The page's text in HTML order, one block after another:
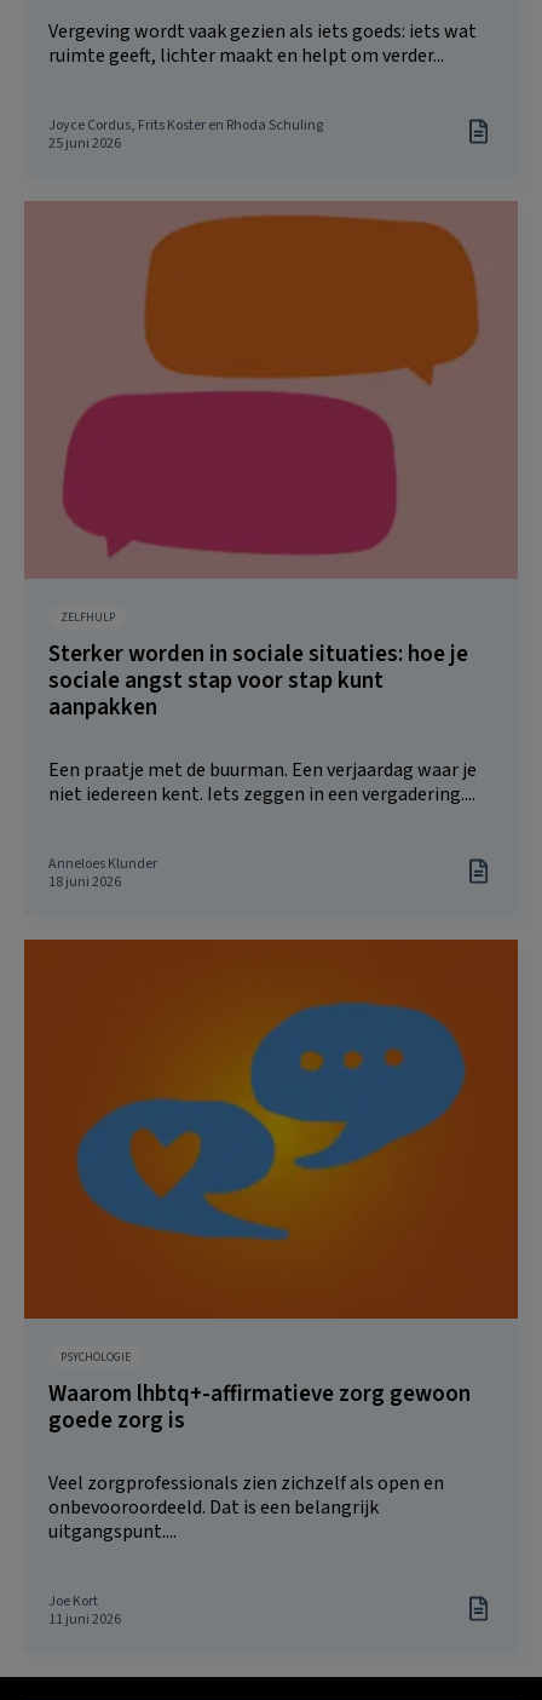
Vergeving wordt vaak gezien als iets goeds: iets wat
ruimte geeft, lichter maakt en helpt om verder...
Joyce Cordus, Frits Koster en Rhoda Schuling
25 juni 2026
ZELFHULP
Sterker worden in sociale situaties: hoe je
sociale angst stap voor stap kunt
aanpakken
Een praatje met de buurman. Een verjaardag waar je
niet iedereen kent. Iets zeggen in een vergadering....
Anneloes Klunder
18 juni 2026
PSYCHOLOGIE
Waarom lhbtq+-affirmatieve zorg gewoon
goede zorg is
Veel zorgprofessionals zien zichzelf als open en
onbevooroordeeld. Dat is een belangrijk
uitgangspunt....
Joe Kort
11 juni 2026